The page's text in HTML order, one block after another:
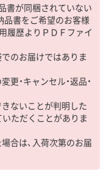
書が同梱されていない
品書をご希望のお客様
履歴よりＰＤＦファイ
のお届けではありま
更・キャンセル・返品・
ないことが判明した
ただくことがありま
合は、入荷次第のお届